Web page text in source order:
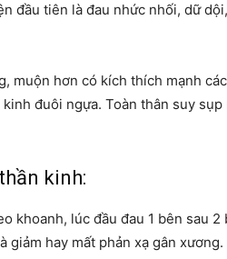
đầu tiên là đau nhức nhối, dữ
muộn hơn có kích thích mạnh
đuôi ngựa. Toàn thân suy
kinh:
khoanh, lúc đầu đau 1 bên sau
giảm hay mất phản xạ gân